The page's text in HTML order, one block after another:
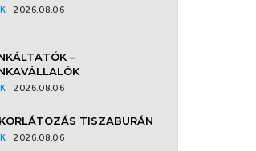
2026.08.06
–
2026.08.06
TISZABURÁN
2026.08.06